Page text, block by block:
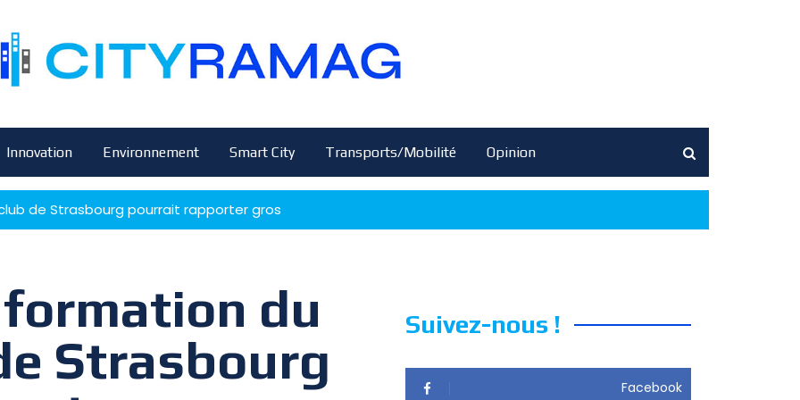
Innovation Environnement Smart City Transports/Mobilité Opinion
de Strasbourg pourrait rapporter gros
du
Strasbourg
Suivez-nous !
Facebook